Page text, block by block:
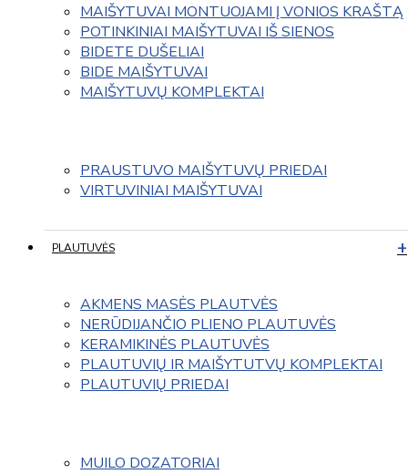
MAIŠYTUVAI MONTUOJAMI Į VONIOS KRAŠTĄ
POTINKINIAI MAIŠYTUVAI IŠ SIENOS
BIDETE DUŠELIAI
BIDE MAIŠYTUVAI
MAIŠYTUVŲ KOMPLEKTAI
PRAUSTUVO MAIŠYTUVŲ PRIEDAI
VIRTUVINIAI MAIŠYTUVAI
PLAUTUVĖS
AKMENS MASĖS PLAUTVĖS
NERŪDIJANČIO PLIENO PLAUTUVĖS
KERAMIKINĖS PLAUTUVĖS
PLAUTUVIŲ IR MAIŠYTUTVŲ KOMPLEKTAI
PLAUTUVIŲ PRIEDAI
MUILO DOZATORIAI